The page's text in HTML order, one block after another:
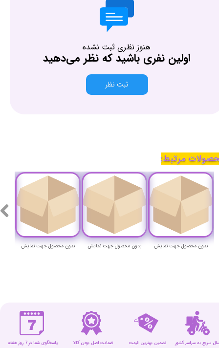
هنوز نظری ثبت نشده
اولین نفری باشید که نظر می‌دهید
ثبت نظر
بدون محصول جهت نمایش بدون محصول جهت نمایش بدون محصول جهت نمایش
مرتبط:
ضمانت اصل بودن کالا تضمین بهترین قیمت پاسخگوی شما در 7 روز هفته سریع به سراسر کشور